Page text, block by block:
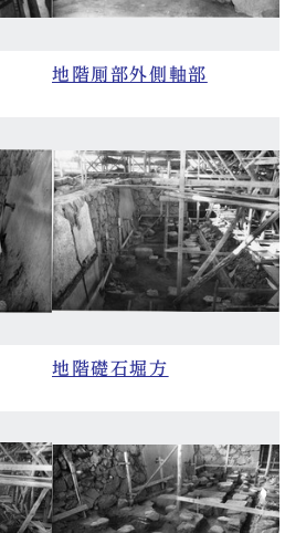
地階厠部外側軸部
地階礎石堀方